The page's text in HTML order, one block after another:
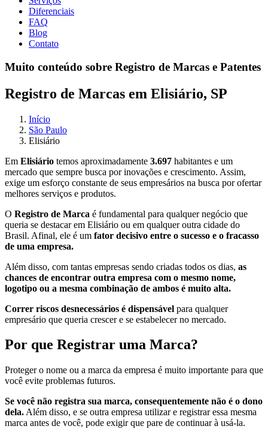
Diferenciais
FAQ
Blog
Contato
Muito conteúdo sobre Registro de Marcas e Patentes
Registro de Marcas em Elisiário, SP
Início
São Paulo
Elisiário
Em Elisiário temos aproximadamente 3.697 habitantes e um
mercado que sempre busca por inovações e crescimento. Assim,
exige um esforço constante de seus empresários na busca por ofertar
melhores serviços e produtos.
O Registro de Marca é fundamental para qualquer negócio que
queria se destacar em Elisiário ou em qualquer outra cidade do
Brasil. Afinal, ele é um fator decisivo entre o sucesso e o fracasso
de uma empresa.
Além disso, com tantas empresas sendo criadas todos os dias, as
chances de encontrar outra empresa com o mesmo nome,
logotipo ou a mesma combinação de ambos é muito alta.
Correr riscos desnecessários é dispensável para qualquer
empresário que queria crescer e se estabelecer no mercado.
Por que Registrar uma Marca?
Proteger o nome ou a marca da empresa é muito importante para que
você evite problemas futuros.
Se você não registra sua marca, consequentemente não é o dono
dela. Além disso, e se outra empresa utilizar e registrar essa mesma
marca antes de você, pode exigir que pare de continuar à usá-la.